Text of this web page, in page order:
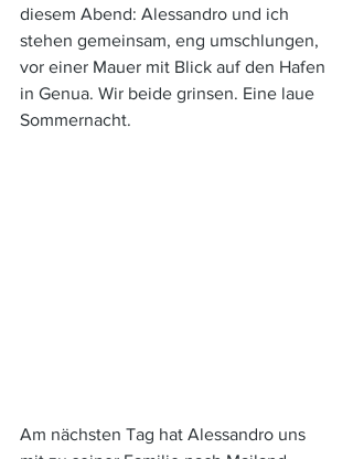
diesem Abend: Alessandro und ich
stehen gemeinsam, eng umschlungen,
vor einer Mauer mit Blick auf den Hafen
in Genua. Wir beide grinsen. Eine laue
Sommernacht.
Am nächsten Tag hat Alessandro uns